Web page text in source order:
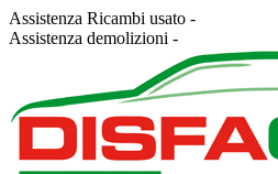
Assistenza Ricambi usato -
Assistenza demolizioni -